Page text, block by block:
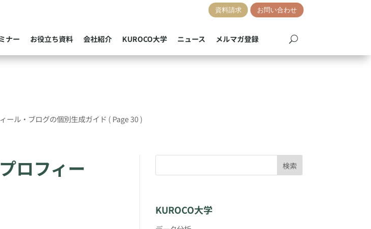
資料請求 お問い合わせ
ナー お役立ち資料 会社紹介 KUROCO大学 ニュース メルマガ登録
ール・ブログの個別生成ガイド ( Page 30 )
ロフィー
検索
KUROCO大学